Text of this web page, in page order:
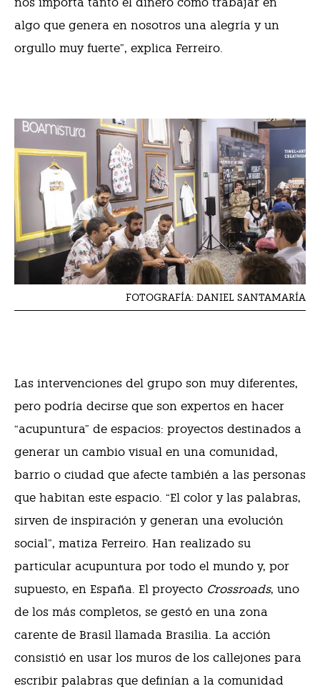
algo que genera en nosotros una alegría y un
orgullo muy fuerte”, explica Ferreiro.
FOTOGRAFÍA: DANIEL SANTAMARÍA
Las intervenciones del grupo son muy diferentes,
pero podría decirse que son expertos en hacer
“acupuntura” de espacios: proyectos destinados a
generar un cambio visual en una comunidad,
barrio o ciudad que afecte también a las personas
que habitan este espacio. “El color y las palabras,
sirven de inspiración y generan una evolución
social”, matiza Ferreiro. Han realizado su
particular acupuntura por todo el mundo y, por
supuesto, en España. El proyecto Crossroads, uno
de los más completos, se gestó en una zona
carente de Brasil llamada Brasilia. La acción
consistió en usar los muros de los callejones para
escribir palabras que definían a la comunidad